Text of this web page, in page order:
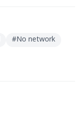
#No network